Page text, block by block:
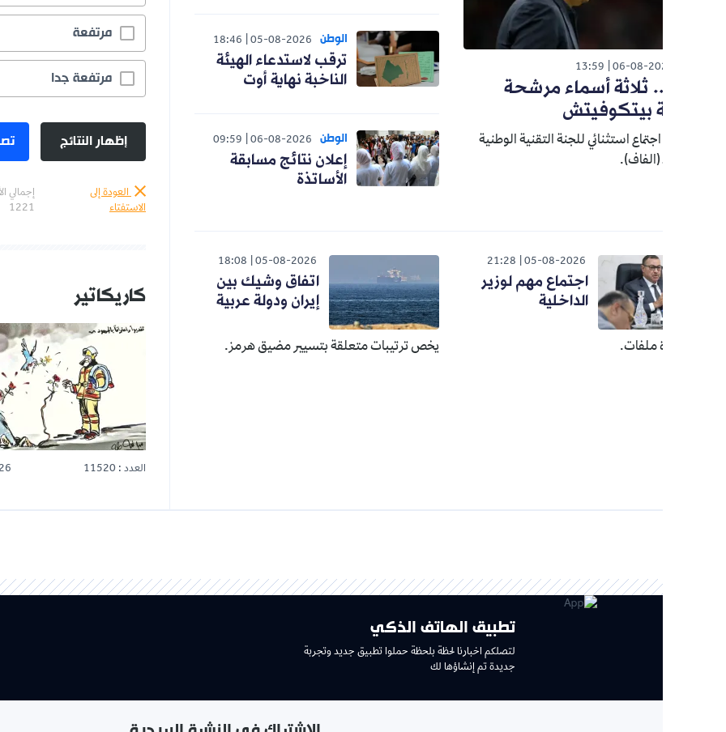
13:59
ثلاثة أسماء مرشحة
بيتكوفيتش
استثنائي للجنة التقنية الوطنية
الوطن 05-08-2026
18:46
ترقب لاستدعاء الهيئة
الناخبة نهاية أوت
الوطن 06-08-2026
09:59
إعلان نتائج مسابقة
الأساتذة
05-08-2026
21:28
اجتماع مهم لوزير
الداخلية
18:08
اتفاق وشيك بين
إيران ودولة عربية
يخص ترتيبات متعلقة بتسيير مضيق هرمز.
مرتفعة جدا 75.3%
إظهار النتائج تصويت
إجمالي الأصوات :
كاريكاتير
تطبيق الهاتف الذكي
لتصلكم اخبارنا لحظة بلحظة حملوا تطبيق جديد وتجربة
جديدة تم إنشاؤها لك